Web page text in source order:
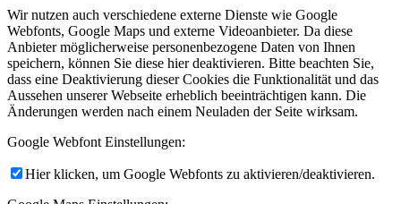
Wir nutzen auch verschiedene externe Dienste wie Google
Webfonts, Google Maps und externe Videoanbieter. Da diese
Anbieter möglicherweise personenbezogene Daten von Ihnen
speichern, können Sie diese hier deaktivieren. Bitte beachten Sie,
dass eine Deaktivierung dieser Cookies die Funktionalität und das
Aussehen unserer Webseite erheblich beeinträchtigen kann. Die
Änderungen werden nach einem Neuladen der Seite wirksam.
Google Webfont Einstellungen:
Hier klicken, um Google Webfonts zu aktivieren/deaktivieren.